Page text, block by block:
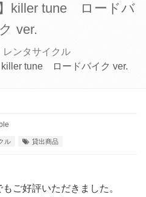
killer tune ロードバ
ver.
レンタサイクル
killer tune ロードバイク ver.
ル 貸出商品
ご好評いただきました。